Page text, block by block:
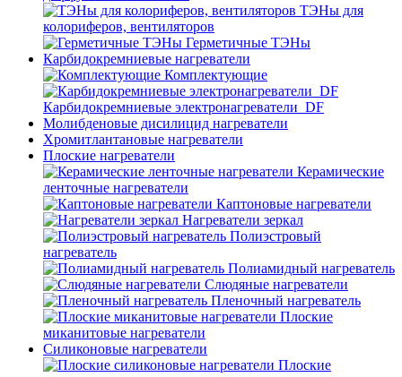
ТЭНы для
колориферов, вентиляторов
Герметичные ТЭНы
Карбидокремниевые нагреватели
Комплектующие
Карбидокремниевые электронагреватели_DF
Молибденовые дисилицид нагреватели
Хромитлантановые нагреватели
Плоские нагреватели
Керамические
ленточные нагреватели
Каптоновые нагреватели
Нагреватели зеркал
Полиэстровый
нагреватель
Полиамидный нагреватель
Слюдяные нагреватели
Пленочный нагреватель
Плоские
миканитовые нагреватели
Силиконовые нагреватели
Плоские